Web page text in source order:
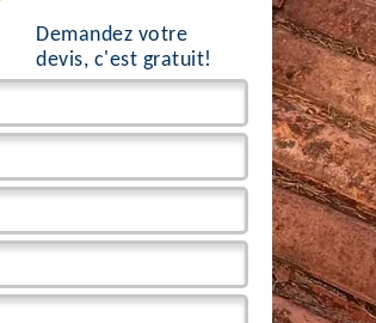
Demandez votre
devis, c'est gratuit!